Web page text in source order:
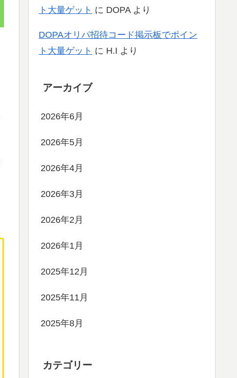
ト大量ゲット に DOPAより
DOPAオリパ招待コード掲示板でポイン
ト大量ゲット に H.I より
アーカイブ
2026年6月
2026年5月
2026年4月
2026年3月
2026年2月
2026年1月
2025年12月
2025年11月
2025年8月
カテゴリー